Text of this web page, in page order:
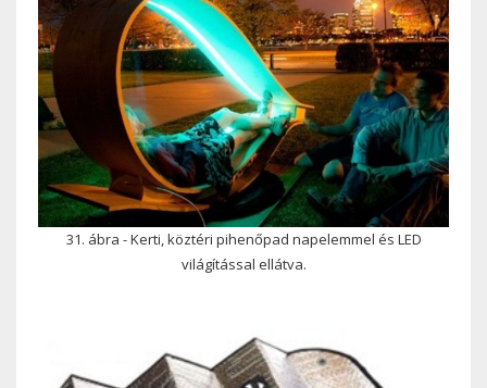
31. ábra - Kerti, köztéri pihenőpad napelemmel és LED
világítással ellátva.